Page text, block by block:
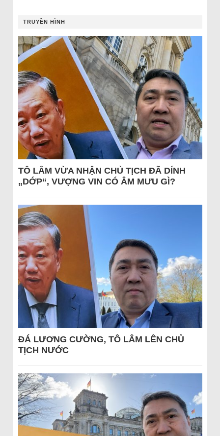
TRUYỀN HÌNH
TÔ LÂM VỪA NHẬN CHỦ TỊCH ĐÃ DÍNH
„DỚP“, VƯỢNG VIN CÓ ÂM MƯU GÌ?
ĐÁ LƯƠNG CƯỜNG, TÔ LÂM LÊN CHỦ
TỊCH NƯỚC